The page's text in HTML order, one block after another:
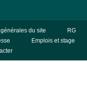
du site
RG
Emplois et stage